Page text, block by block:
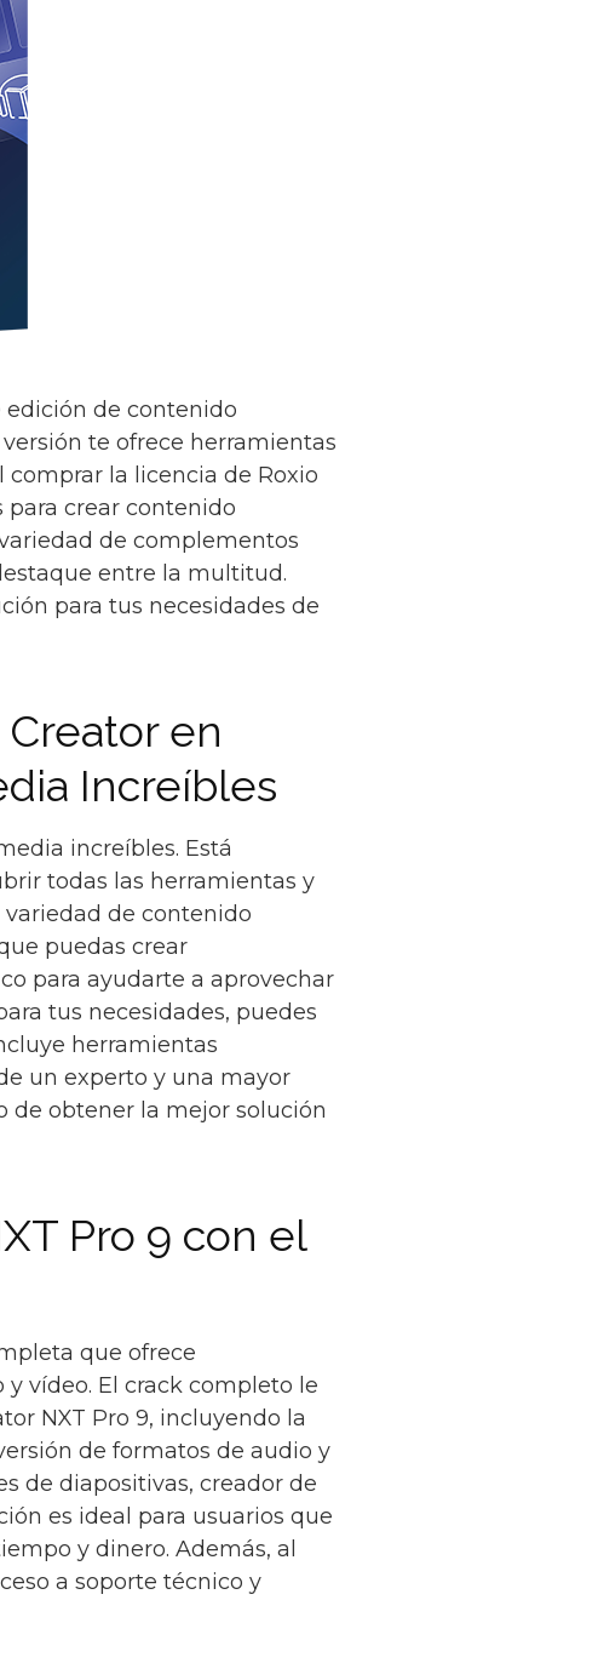
edición de contenido
te ofrece herramientas
la licencia de Roxio
para crear contenido
de complementos
entre la multitud.
para tus necesidades de
en
Increíbles
increíbles. Está
todas las herramientas y
de contenido
puedas crear
para ayudarte a aprovechar
tus necesidades, puedes
herramientas
un experto y una mayor
de obtener la mejor solución
Pro 9 con el
que ofrece
vídeo. El crack completo le
NXT Pro 9, incluyendo la
de formatos de audio y
de diapositivas, creador de
es ideal para usuarios que
y dinero. Además, al
a soporte técnico y